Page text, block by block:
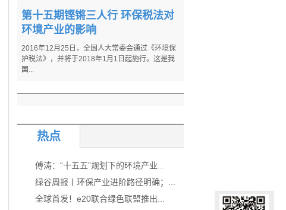
第十五期铿锵三人行 环保税法对
环境产业的影响
2016年12月25日，全国人大常委会通过《环境保
护税法》，并将于2018年1月1日起施行。这是我
国...
热点
傅涛：“十五五”规划下的环境产业...
绿谷周报丨环保产业进阶路径明确；...
全球首发！e20联合绿色联盟推出...